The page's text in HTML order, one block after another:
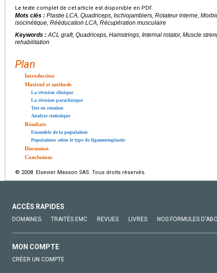
Le texte complet de cet article est disponible en PDF.
Mots clés : Plastie LCA, Quadriceps, Ischiojambiers, Rotateur interne,
isocinétique, Rééducation LCA, Récupération musculaire
Keywords : ACL graft, Quadriceps, Hamstrings, Internal rotator, Muscle
rehabilitation
Plan
Introduction
Matériel et méthode
La révision clinique
La révision paraclinique
Test en rotation
Analyse statistique
Résultats
Ensemble de la population
Populations selon le type de ligamentoplastie
Discussion
Conclusions
© 2008 Elsevier Masson SAS. Tous droits réservés.
ACCÈS RAPIDES
DOMAINES TRAITÉS EMC REVUES LIVRES NOS FORMULES
MON COMPTE
CRÉER UN COMPTE